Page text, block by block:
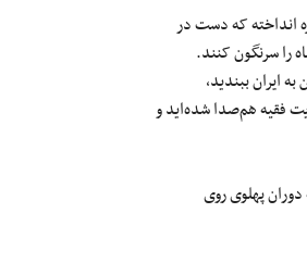
انداخته که دست‌ در
ایران ببندید،
فقیه هم‌صدا شده‌اید و
پهلوی روی